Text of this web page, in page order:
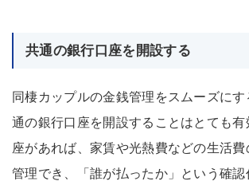
共通の銀行口座を開設する
同棲カップルの金銭管理をスムーズに
通の銀行口座を開設することはとても有
座があれば、家賃や光熱費などの生活
管理でき、「誰が払ったか」という確